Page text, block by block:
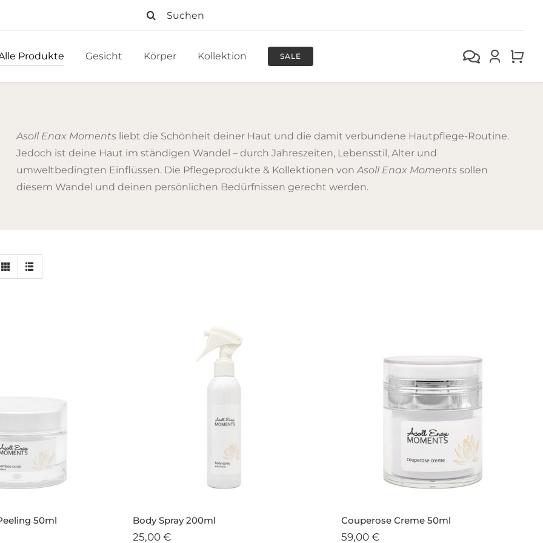
nach:
Produkte Gesicht Körper Kollektion SALE
Asoll Enax Moments liebt die Schönheit deiner Haut und die damit verbundene Hautpflege-Routine.
Jedoch ist deine Haut im ständigen Wandel – durch Jahreszeiten, Lebensstil, Alter und
umweltbedingten Einflüssen. Die Pflegeprodukte & Kollektionen vonAsoll Enax Moments sollen
diesem Wandel und deinen persönlichen Bedürfnissen gerecht werden.
50ml Body Spray 200ml
25,00€
Couperose Creme 50ml
59,00 €